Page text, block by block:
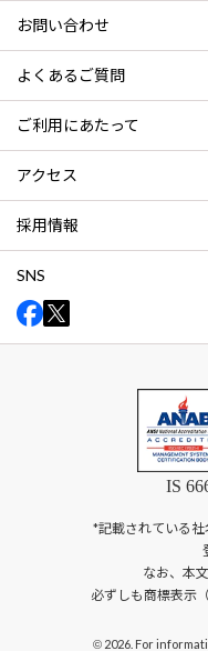
お問い合わせ
よくあるご質問
ご利用にあたって
アクセス
採用情報
SNS
IS
*記載されている
なお、本
必ずしも商標表示
©2026. For